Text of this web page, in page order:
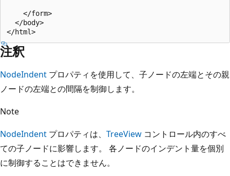
    </form>
  </body>
注釈
NodeIndent プロパティを使用して、子ノードの左端とその親
ノードの左端との間隔を制御します。
Note
NodeIndent プロパティは、 TreeView コントロール内のすべ
ての子ノードに影響します。 各ノードのインデント量を個別
に制御することはできません。